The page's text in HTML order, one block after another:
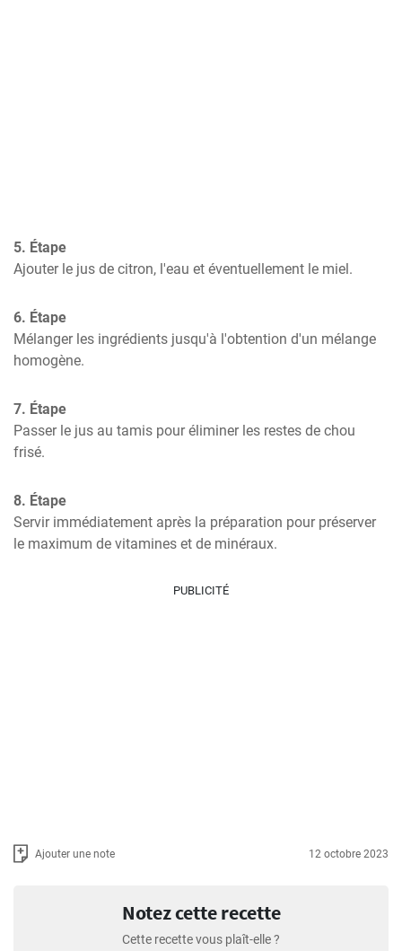
5. Étape
Ajouter le jus de citron, l'eau et éventuellement le miel.
6. Étape
Mélanger les ingrédients jusqu'à l'obtention d'un mélange
homogène.
7. Étape
Passer le jus au tamis pour éliminer les restes de chou
frisé.
8. Étape
Servir immédiatement après la préparation pour préserver
le maximum de vitamines et de minéraux.
PUBLICITÉ
Ajouter une note 12 octobre 2023
Notez cette recette
Cette recette vous plaît-elle ?